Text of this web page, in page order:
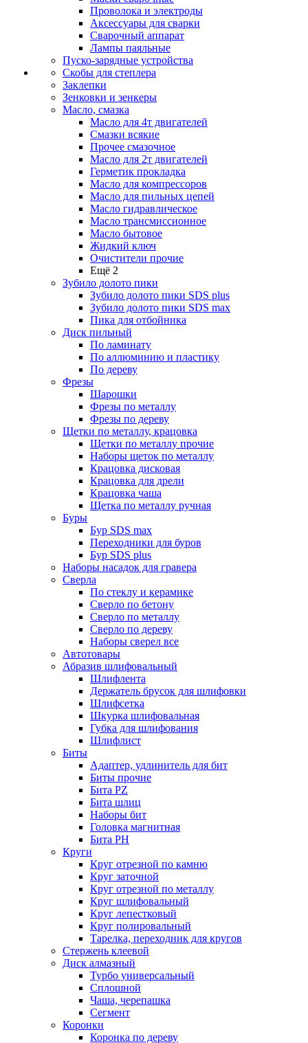
Проволока и электроды
Аксессуары для сварки
Сварочный аппарат
Лампы паяльные
Пуско-зарядные устройства
Скобы для степлера
Заклепки
Зенковки и зенкеры
Масло, смазка
Масло для 4т двигателей
Смазки всякие
Прочее смазочное
Масло для 2т двигателей
Герметик прокладка
Масло для компрессоров
Масло для пильных цепей
Масло гидравлическое
Масло трансмиссионное
Масло бытовое
Жидкий ключ
Очистители прочие
Ещё 2
Зубило долото пики
Зубило долото пики SDS plus
Зубило долото пики SDS max
Пика для отбойника
Диск пильный
По ламинату
По аллюминию и пластику
По дереву
Фрезы
Шарошки
Фрезы по металлу
Фрезы по дереву
Щетки по металлу, крацовка
Щетки по металлу прочие
Наборы щеток по металлу
Крацовка дисковая
Крацовка для дрели
Крацовка чаша
Щетка по металлу ручная
Буры
Бур SDS max
Переходники для буров
Бур SDS plus
Наборы насадок для гравера
Сверла
По стеклу и керамике
Сверло по бетону
Сверло по металлу
Сверло по дереву
Наборы сверел все
Автотовары
Абразив шлифовальный
Шлифлента
Держатель брусок для шлифовки
Шлифсетка
Шкурка шлифовальная
Губка для шлифования
Шлифлист
Биты
Адаптер, удлинитель для бит
Биты прочие
Бита PZ
Бита шлиц
Наборы бит
Головка магнитная
Бита PH
Круги
Круг отрезной по камню
Круг заточной
Круг отрезной по металлу
Круг шлифовальный
Круг лепестковый
Круг полировальный
Тарелка, переходник для кругов
Стержень клеевой
Диск алмазный
Турбо универсальный
Сплошной
Чаша, черепашка
Сегмент
Коронки
Коронка по дереву